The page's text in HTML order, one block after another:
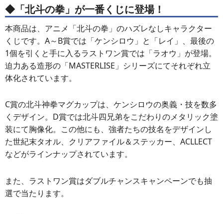
◆「北斗の拳」が一番くじに登場！
本商品は、アニメ「北斗の拳」のハズレなしキャラクター
くじです。A～B賞では「ケンシロウ」と「レイ」、最後の
1個を引くと手に入るラストワン賞では「ラオウ」が登場。
迫力ある造形の「MASTERLISE」シリーズにてそれぞれ立
体化されています。
C賞の北斗神拳マグカップは、ケンシロウの奥義・技を数多
くデザイン。D賞では北斗四兄弟をこだわりのメタリック塗
装にて胸像化。この他にも、強者たちの技名をデザインし
た世紀末タオル、クリアファイル＆ステッカー、ACLLECT
などがラインナップされています。
また、ラストワン賞はダブルチャンスキャンペーンでも抽
選で当たります。